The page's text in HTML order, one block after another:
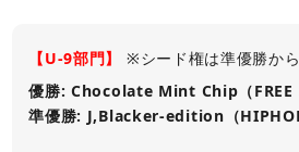
【U-9部門】
※シード権は準優勝から
優勝: Chocolate Mint Chip（FREE
準優勝: J,Blacker-edition（HIPHOP